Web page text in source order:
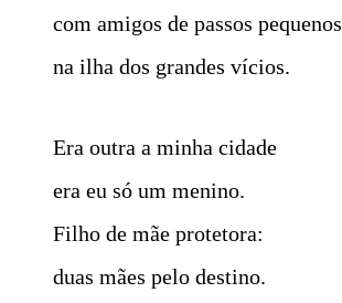
com amigos de passos pequenos
na ilha dos grandes vícios.
Era outra a minha cidade
era eu só um menino.
Filho de mãe protetora:
duas mães pelo destino.